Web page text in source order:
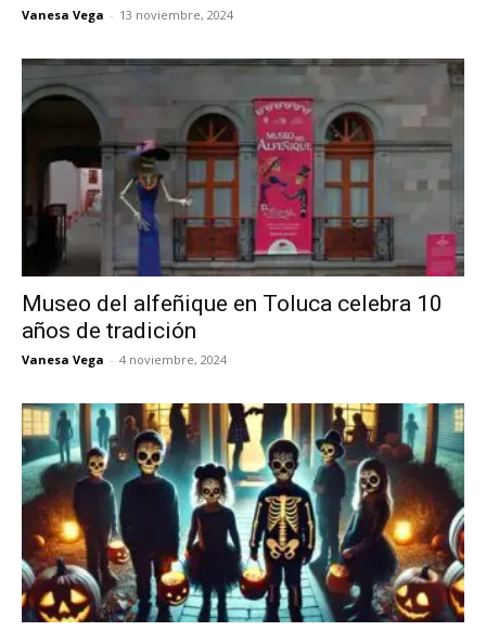
Vanesa Vega - 13 noviembre, 2024
Museo del alfeñique en Toluca celebra 10
años de tradición
Vanesa Vega - 4 noviembre, 2024